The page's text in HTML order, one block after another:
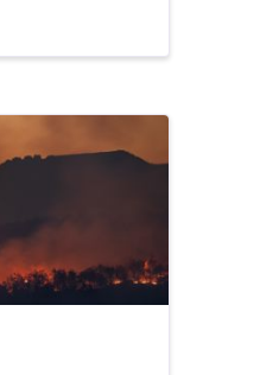
DELLE PIANTE POSTE SU